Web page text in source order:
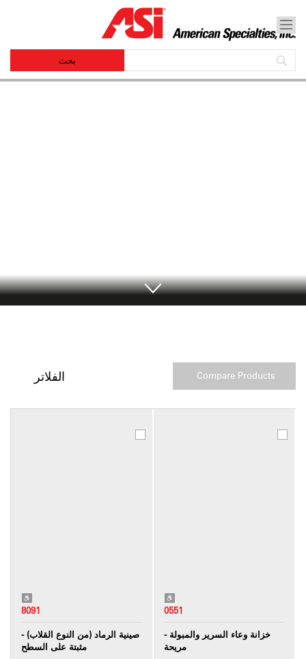
الفلاتر
8091
صينية الرماد (من النوع القلاب) -
مثبتة على السطح
0551
خزانة وعاء السرير والمبولة -
مريحة